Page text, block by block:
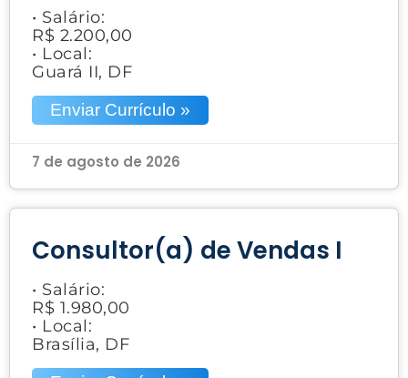
• Salário:
R$ 2.200,00
• Local:
Guará II, DF
Enviar Currículo »
7 de agosto de 2026
Consultor(a) de Vendas I
• Salário:
R$ 1.980,00
• Local:
Brasília, DF